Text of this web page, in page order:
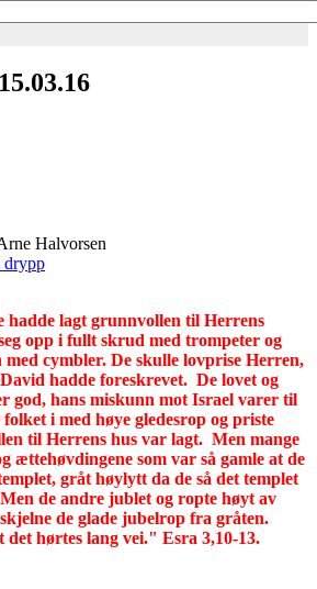
Halvorsen
drypp
hadde lagt grunnvollen til Herrens
opp i fullt skrud med trompeter og
cymbler. De skulle lovprise Herren,
hadde foreskrevet. De lovet og
god, hans miskunn mot Israel varer til
i med høye gledesrop og priste
til Herrens hus var lagt. Men mange
ættehøvdingene som var så gamle at de
gråt høylytt da de så det templet
de andre jublet og ropte høyt av
de glade jubelrop fra gråten.
hørtes lang vei." Esra 3,10-13.